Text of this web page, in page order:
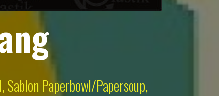
Paperbowl/Papersoup,